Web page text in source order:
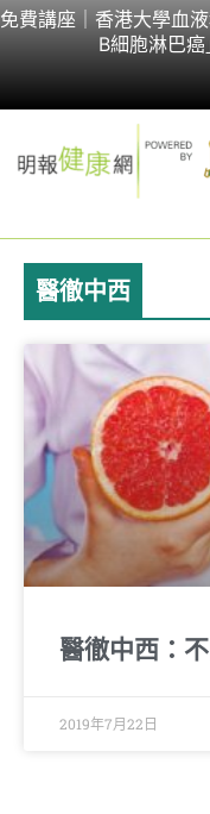
免費講座｜香港大學血
B細胞淋巴
Skip
醫徹中西
醫徹中西：
2019年7月22日